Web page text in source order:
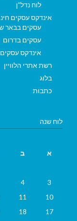
לוח נדל"ן
אינדקס עסקים
עסקים בבאר
עסקים בדרום
אינדקס
רשת אתרי הלוויין
בלוג
כתבות
לוח שנה
א
ב
3
4
10
11
17
18